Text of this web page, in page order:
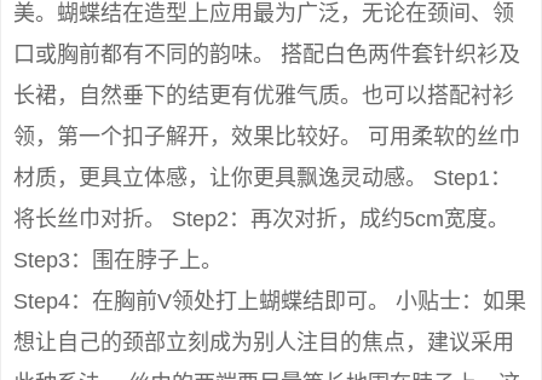
美。蝴蝶结在造型上应用最为广泛，无论在颈间、领
口或胸前都有不同的韵味。 搭配白色两件套针织衫及
长裙，自然垂下的结更有优雅气质。也可以搭配衬衫
领，第一个扣子解开，效果比较好。 可用柔软的丝巾
材质，更具立体感，让你更具飘逸灵动感。 Step1：
将长丝巾对折。 Step2：再次对折，成约5cm宽度。
Step3：围在脖子上。
Step4：在胸前V领处打上蝴蝶结即可。 小贴士：如果
想让自己的颈部立刻成为别人注目的焦点，建议采用